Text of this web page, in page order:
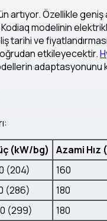
artıyor. Özellikle
modelinin
tarihi ve
etkileyecektir.
adaptasyonunu
(kW/bg) Azami Hız
(204) 160
(286) 180
(299) 180